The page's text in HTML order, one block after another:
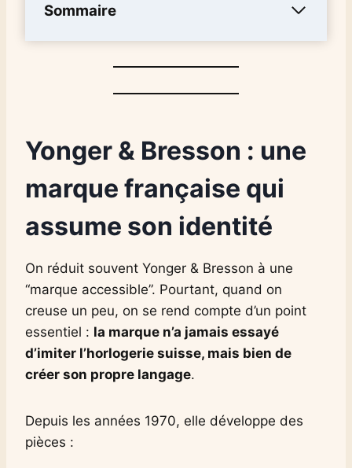
Sommaire
Yonger & Bresson : une
marque française qui
assume son identité
On réduit souvent Yonger & Bresson à une
“marque accessible”. Pourtant, quand on
creuse un peu, on se rend compte d’un point
essentiel : la marque n’a jamais essayé
d’imiter l’horlogerie suisse, mais bien de
créer son propre langage.
Depuis les années 1970, elle développe des
pièces :